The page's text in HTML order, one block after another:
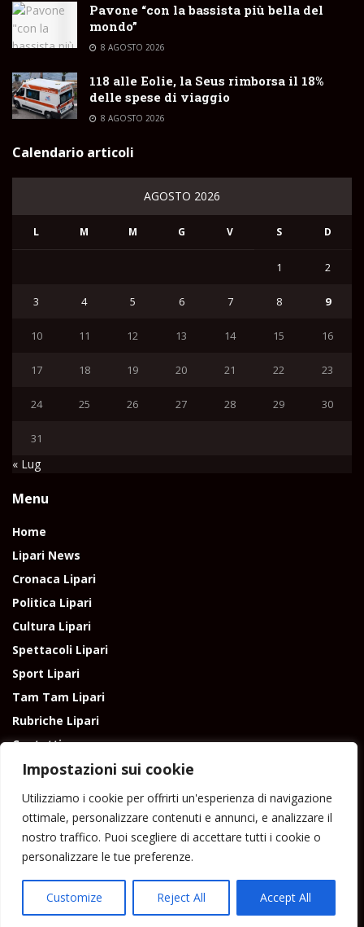
Impostazioni sui cookie
Utilizziamo i cookie per offrirti un'esperienza di navigazione
ottimale, personalizzare contenuti e annunci, e analizzare il
nostro traffico. Puoi scegliere di accettare tutti i cookie o
personalizzare le tue preferenze.
Customize Reject All Accept All
Pavone “con la bassista più bella del
mondo”
8 AGOSTO 2026
118 alle Eolie, la Seus rimborsa il 18%
delle spese di viaggio
8 AGOSTO 2026
Calendario articoli
AGOSTO 2026
L M M G V S D
1 2
3 4 5 6 7 8 9
10 11 12 13 14 15 16
17 18 19 20 21 22 23
24 25 26 27 28 29 30
31
« Lug
Menu
Home
Lipari News
Cronaca Lipari
Politica Lipari
Cultura Lipari
Spettacoli Lipari
Sport Lipari
Tam Tam Lipari
Rubriche Lipari
Contatti
Direttore responsabile: Peppe Paino - Eolmedia, via Zinzolo, 20 - 980555 -
Lipari (Me) - Tel. 3924544698 e-mail: giornaledilipari@gmail.com -
peppepaino1@gmail.com Testata registrata al Tribunale di Barcellona